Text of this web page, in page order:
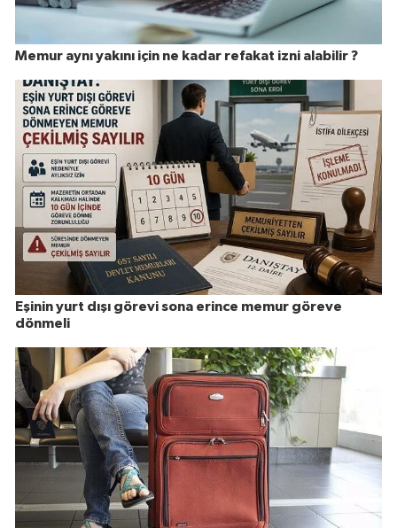
Memur aynı yakını için ne kadar refakat izni alabilir ?
Eşinin yurt dışı görevi sona erince memur göreve
dönmeli